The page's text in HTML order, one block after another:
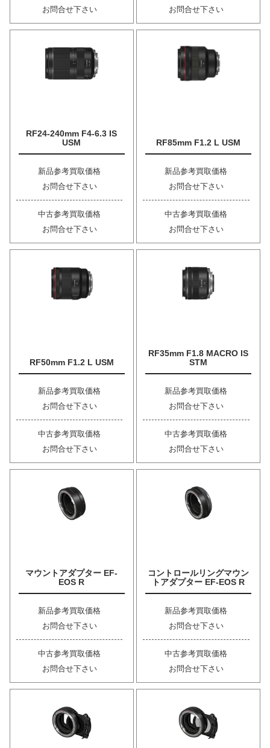
お問合せ下さい
お問合せ下さい
RF24-240mm F4-6.3 IS
USM
新品参考買取価格
お問合せ下さい
中古参考買取価格
お問合せ下さい
RF85mm F1.2 L USM
新品参考買取価格
お問合せ下さい
中古参考買取価格
お問合せ下さい
RF50mm F1.2 L USM
新品参考買取価格
お問合せ下さい
中古参考買取価格
お問合せ下さい
RF35mm F1.8 MACRO IS
STM
新品参考買取価格
お問合せ下さい
中古参考買取価格
お問合せ下さい
マウントアダプター EF-
EOS R
新品参考買取価格
お問合せ下さい
中古参考買取価格
お問合せ下さい
コントロールリングマウン
トアダプター EF-EOS R
新品参考買取価格
お問合せ下さい
中古参考買取価格
お問合せ下さい